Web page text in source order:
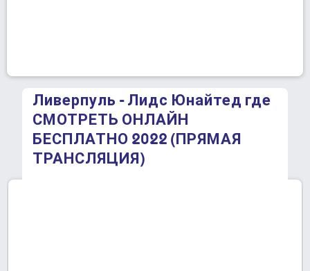
Ливерпуль - Лидс Юнайтед где
СМОТРЕТЬ ОНЛАЙН
БЕСПЛАТНО 2022 (ПРЯМАЯ
ТРАНСЛЯЦИЯ)